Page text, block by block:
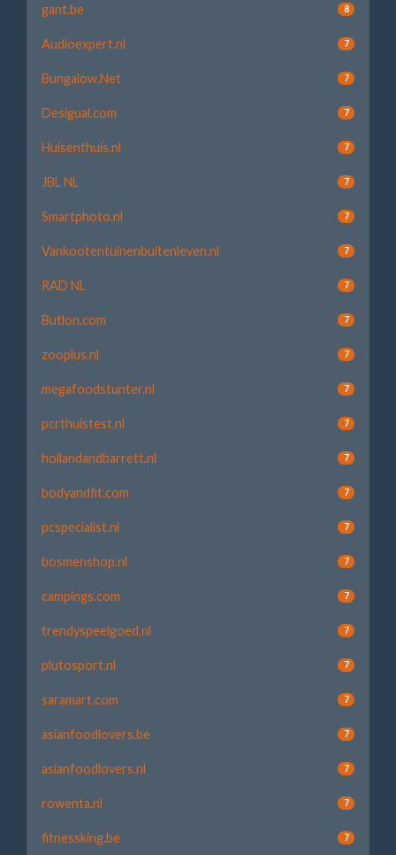
gant.be 8
Audioexpert.nl 7
Bungalow.Net 7
Desigual.com 7
Huisenthuis.nl 7
JBL NL 7
Smartphoto.nl 7
Vankootentuinenbuitenleven.nl 7
RAD NL 7
Butlon.com 7
zooplus.nl 7
megafoodstunter.nl 7
pcrthuistest.nl 7
hollandandbarrett.nl 7
bodyandfit.com 7
pcspecialist.nl 7
bosmenshop.nl 7
campings.com 7
trendyspeelgoed.nl 7
plutosport.nl 7
saramart.com 7
asianfoodlovers.be 7
asianfoodlovers.nl 7
rowenta.nl 7
fitnessking.be 7